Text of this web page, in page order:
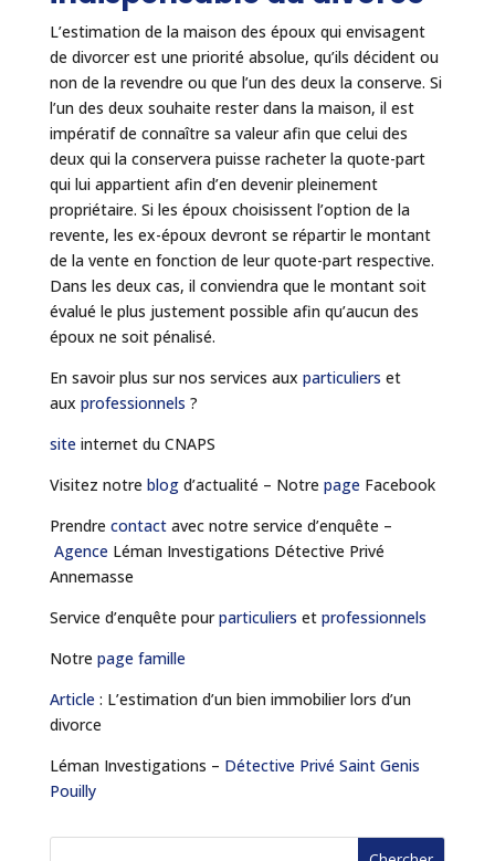
L’estimation de la maison des époux qui envisagent
de divorcer est une priorité absolue, qu’ils décident ou
non de la revendre ou que l’un des deux la conserve. Si
l’un des deux souhaite rester dans la maison, il est
impératif de connaître sa valeur afin que celui des
deux qui la conservera puisse racheter la quote-part
qui lui appartient afin d’en devenir pleinement
propriétaire. Si les époux choisissent l’option de la
revente, les ex-époux devront se répartir le montant
de la vente en fonction de leur quote-part respective.
Dans les deux cas, il conviendra que le montant soit
évalué le plus justement possible afin qu’aucun des
époux ne soit pénalisé.
En savoir plus sur nos services aux particuliers et
aux professionnels ?
site internet du CNAPS
Visitez notre blogd’actualité – Notre page Facebook
Prendre contactavec notre service d’enquête –
Agence Léman Investigations Détective Privé
Annemasse
Service d’enquête pourparticuliers et professionnels
Notre page famille
Article : L’estimation d’un bien immobilier lors d’un
divorce
Léman Investigations – Détective Privé Saint Genis
Pouilly